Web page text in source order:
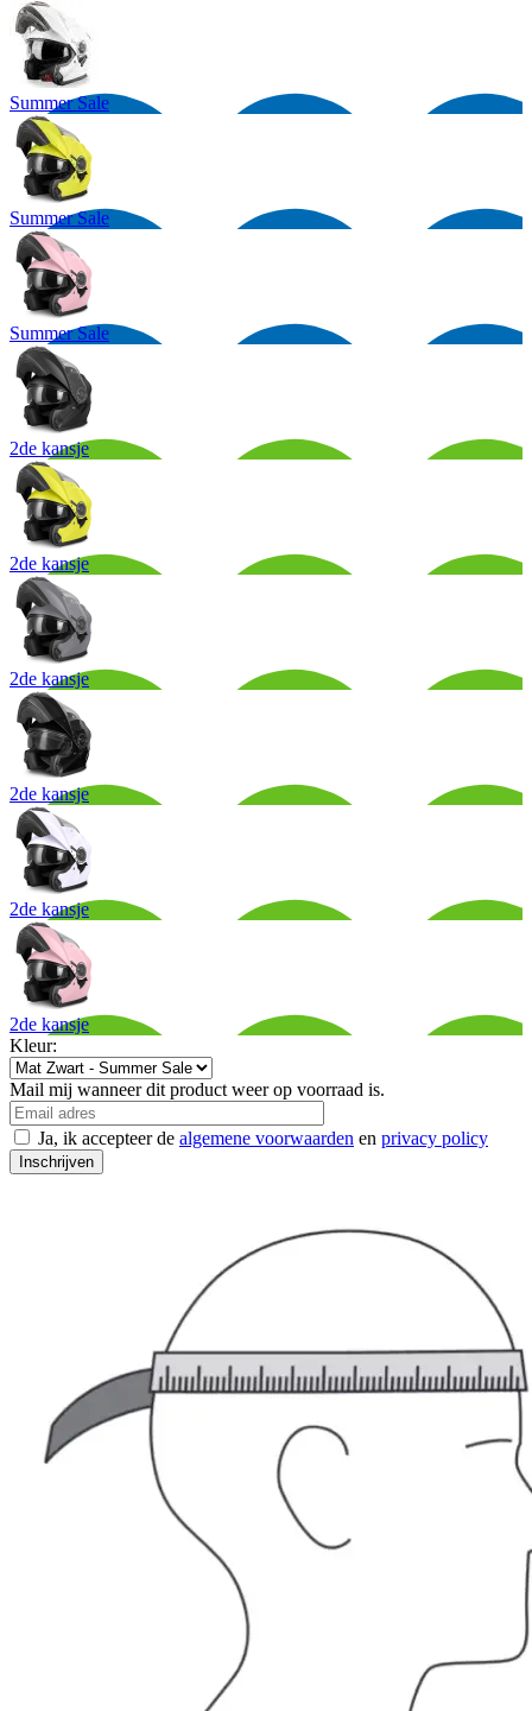
Summer Sale
Summer Sale
Summer Sale
2de kansje
2de kansje
2de kansje
2de kansje
2de kansje
2de kansje
Kleur:
Mail mij wanneer dit product weer op voorraad is.
Ja, ik accepteer de algemene voorwaarden en privacy policy
Inschrijven